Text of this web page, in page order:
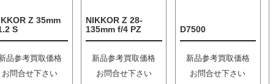
Z 35mm
S
品参考買取価格
お問合せ下さい
NIKKOR Z 28-
135mm f/4 PZ
新品参考買取価格
お問合せ下さい
D7500
新品参考買取価格
お問合せ下さい